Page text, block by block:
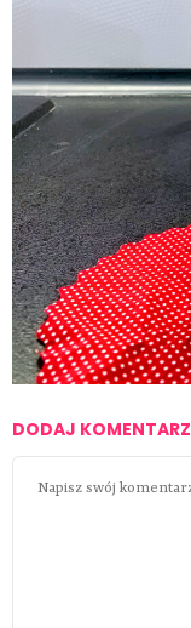
DODAJ KOMENTARZ